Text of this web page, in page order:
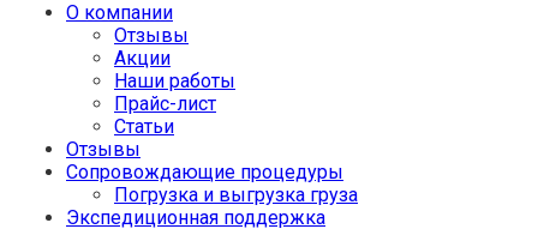
О компании
Отзывы
Акции
Наши работы
Прайс-лист
Статьи
Отзывы
Сопровождающие процедуры
Погрузка и выгрузка груза
Экспедиционная поддержка